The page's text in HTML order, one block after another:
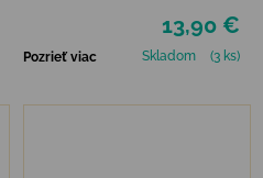
13,90 €
Pozrieť viac Skladom (3 ks)